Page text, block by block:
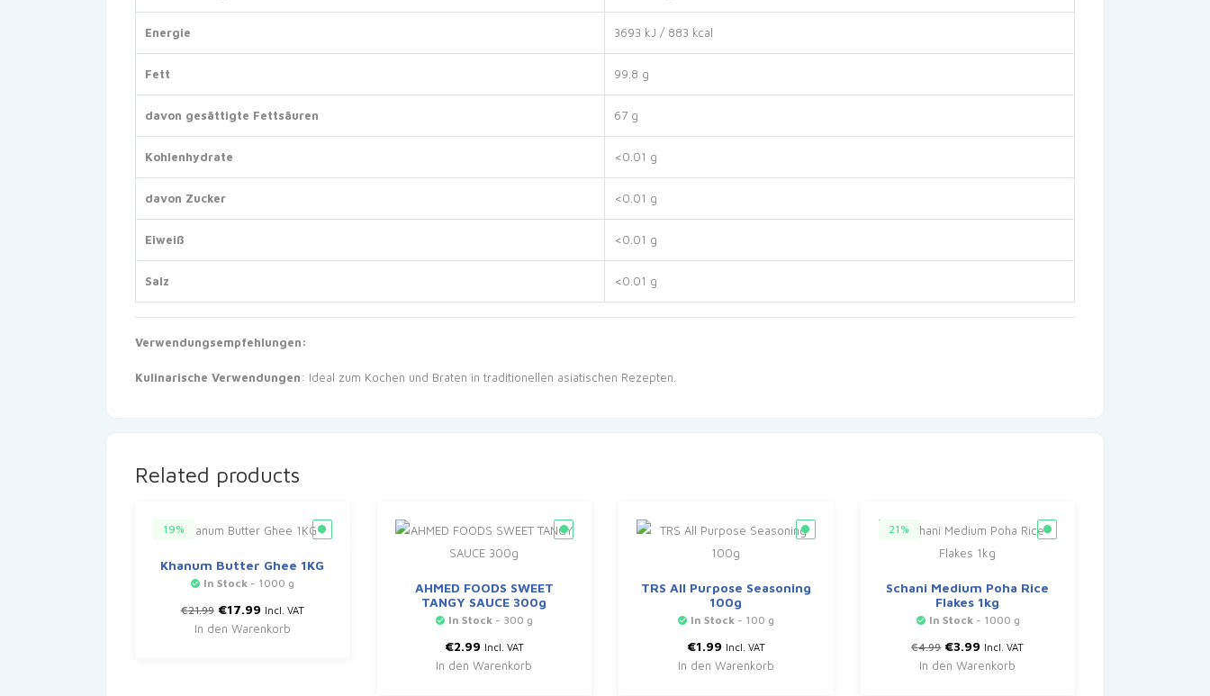
Energie 3693 kJ / 883 kcal
Fett 99.8 g
davon gesättigte Fettsäuren 67 g
Kohlenhydrate <0.01 g
davon Zucker <0.01 g
Eiweiß <0.01 g
Salz <0.01 g
Verwendungsempfehlungen:
Kulinarische Verwendungen: Ideal zum Kochen und Braten in traditionellen asiatischen Rezepten.
Related products
19%
Khanum Butter Ghee 1KG
In Stock - 1000 g
€21.99 Ursprünglicher
Preis
war:
€17.99Aktueller
Preis
ist:
Incl. VAT
In den Warenkorb
AHMED FOODS SWEET
TANGY SAUCE 300g
In Stock - 300 g
€2.99 Incl. VAT
In den Warenkorb
TRS All Purpose Seasoning
100g
In Stock - 100 g
€1.99 Incl. VAT
In den Warenkorb
21%
Schani Medium Poha Rice
Flakes 1kg
In Stock- 1000 g
€4.99 Ursprünglicher
Preis
war:
€3.99 Aktueller
Preis
ist:
Incl. VAT
In den Warenkorb